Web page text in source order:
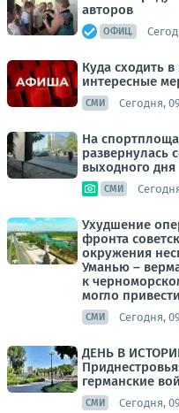
авторов
ОФИЦ.
Куда сходить
интересные
СМИ Сегодня,
На
развернулась
выходного дня
СМИ
Ухудшение
фронта
окружения
Уманью –
к
могло
СМИ Сегодня,
ДЕНЬ В
германские
СМИ Сегодня,